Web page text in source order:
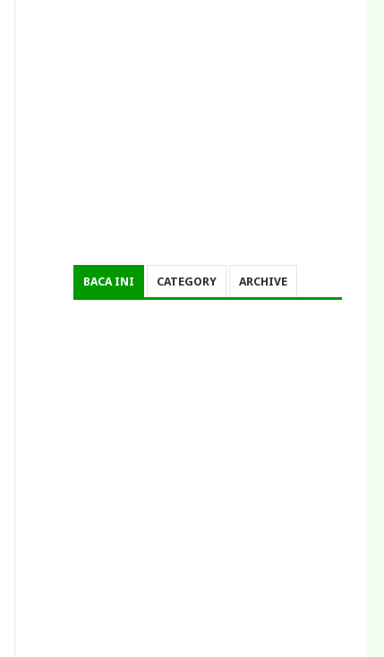
BACA INI CATEGORY ARCHIVE